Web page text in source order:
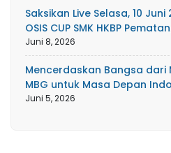
Saksikan Live Selasa, 10
OSIS CUP SMK HKBP
Juni 8, 2026
Mencerdaskan Bangsa dari
MBG untuk Masa Depan
Juni 5, 2026